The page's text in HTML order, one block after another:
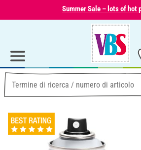
Summer Sale – lots of hot